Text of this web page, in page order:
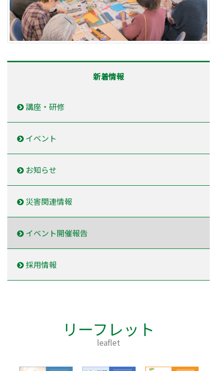
新着情報
講座・研修
イベント
お知らせ
災害関連情報
イベント開催報告
採用情報
リーフレット
leaflet